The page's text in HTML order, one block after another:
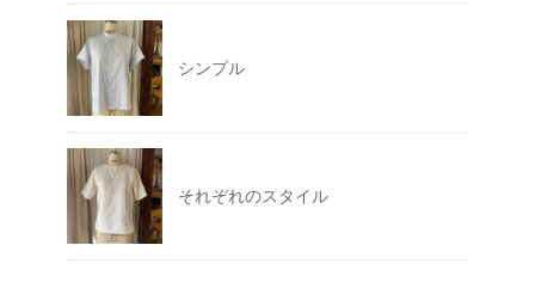
シンプル
それぞれのスタイル